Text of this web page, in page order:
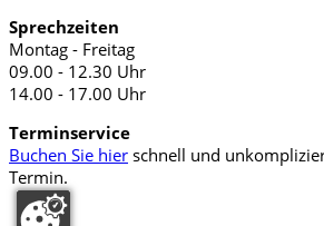
Sprechzeiten
Montag - Freitag
09.00 - 12.30 Uhr
14.00 - 17.00 Uhr
Terminservice
Buchen Sie hier schnell und
Termin.